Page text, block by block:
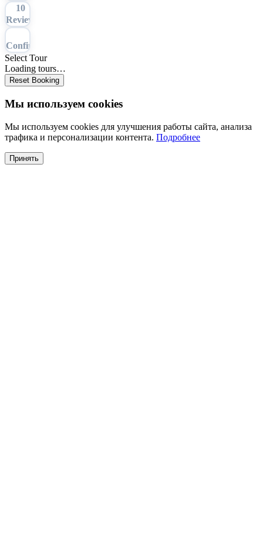
10
Review
11
Confirmation
Select Tour
Loading tours…
Reset Booking
Мы используем cookies
Мы используем cookies для улучшения работы сайта, анализа
трафика и персонализации контента. Подробнее
Принять